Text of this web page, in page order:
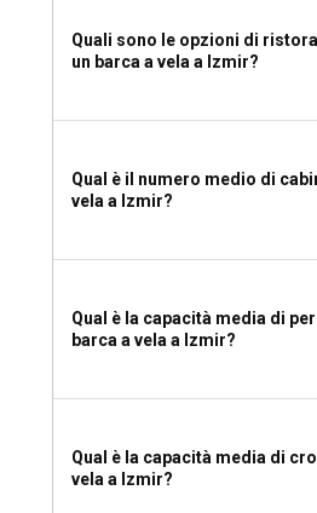
Quali sono le opzioni di
un barca a vela a Izmir?
Qual è il numero medio di
vela a Izmir?
Qual è la capacità media di
barca a vela a Izmir?
Qual è la capacità media di
vela a Izmir?